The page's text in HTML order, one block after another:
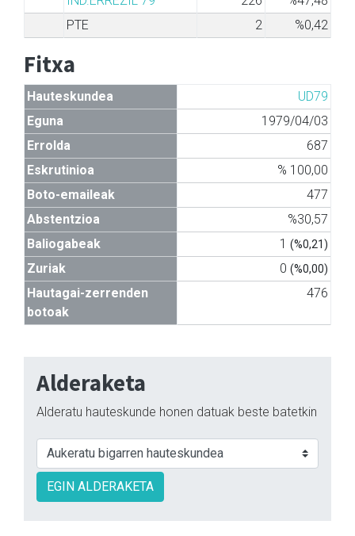
PTE
2 %0,42
Fitxa
Hauteskundea
UD79
Eguna
1979/04/03
Errolda
687
Eskrutinioa
% 100,00
Boto-emaileak
477
Abstentzioa
%30,57
Baliogabeak
1 (%0,21)
Zuriak 0 (%0,00)
Hautagai-zerrenden
botoak
476
Alderaketa
Alderatu hauteskunde honen datuak beste batetkin
EGIN ALDERAKETA